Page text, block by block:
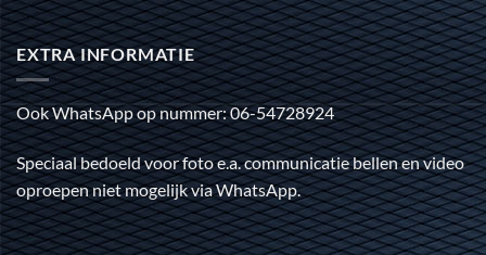
EXTRA INFORMATIE
Ook WhatsApp op nummer: 06-54728924
Speciaal bedoeld voor foto e.a. communicatie bellen en video
oproepen niet mogelijk via WhatsApp.